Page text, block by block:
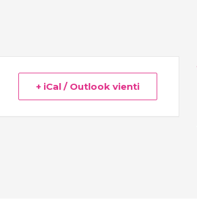
+ iCal / Outlook vienti